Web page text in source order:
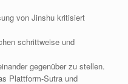
von Jinshu kritisiert
schrittweise und
gegenüber zu stellen.
Plattform-Sutra und